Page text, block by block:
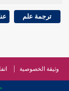
ترجمة علم
وثيقة الخصوصية